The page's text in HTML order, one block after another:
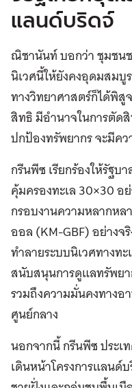
แลนด์บริดจ์
ณิชานันท์ บอกว่า ชุมชน
นิเวศนี้ให้ยังคงอุดมสม
ทางวิทยาศาสตร์ก็ได้พิ
สิทธิ มีอำนาจในการตัด
ปกป้องทรัพยากร จะมีค
กรีนพีซ เรียกร้องให้รัฐบ
คุ้มครองทะเล 30×30 อ
กรอบงานความหลากห
ออล (KM-GBF) อย่างจ
ทำลายระบบนิเวศทางท
สนับสนุนการดูแลทรัพย
รวมถึงความมั่นคงทาง
ศูนย์กลาง
นอกจากนี้ กรีนพีซ ประเ
เดินหน้าโครงการแลนด์